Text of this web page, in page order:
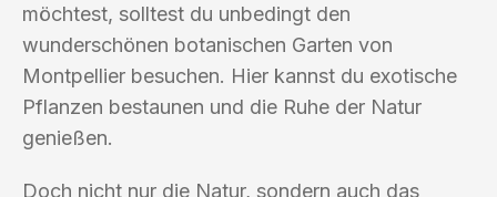
möchtest, solltest du unbedingt den
wunderschönen botanischen Garten von
Montpellier besuchen. Hier kannst du exotische
Pflanzen bestaunen und die Ruhe der Natur
genießen.
Doch nicht nur die Natur, sondern auch das